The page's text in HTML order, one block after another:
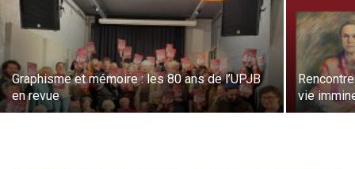
Graphisme et mémoire : les 80 ans de l’UPJB
en revue
vie